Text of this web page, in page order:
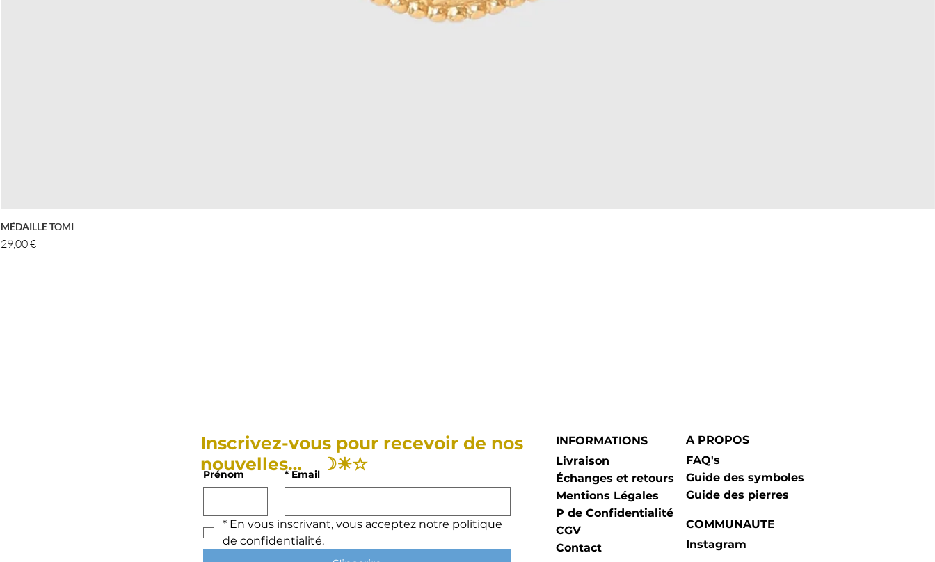
MÉDAILLE TOMI
Prix
29,00 €
Prénom * Email
* En vous inscrivant, vous acceptez notre politique
de confidentialité.
Inscrivez-vous pour recevoir de nos
nouvelles… ☽☀︎☆
INFORMATIONS
Livraison
Échanges et retours
Mentions Légales
P de Confidentialité
CGV
Contact
A PROPOS
FAQ's
Guide des symboles
Guide des pierres
COMMUNAUTE
Instagram